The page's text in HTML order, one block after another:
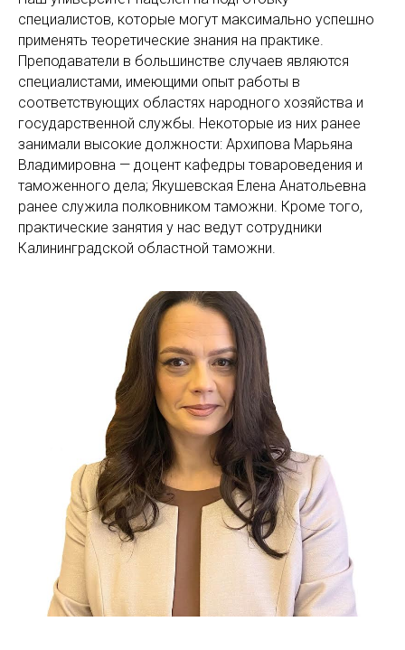
специалистов, которые могут максимально успешно
применять теоретические знания на практике.
Преподаватели в большинстве случаев являются
специалистами, имеющими опыт работы в
соответствующих областях народного хозяйства и
государственной службы. Некоторые из них ранее
занимали высокие должности: Архипова Марьяна
Владимировна — доцент кафедры товароведения и
таможенного дела; Якушевская Елена Анатольевна
ранее служила полковником таможни. Кроме того,
практические занятия у нас ведут сотрудники
Калининградской областной таможни.